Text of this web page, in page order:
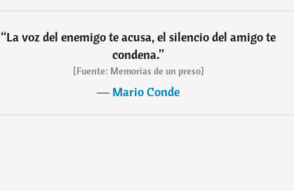
“La voz del enemigo te acusa, el silencio del amigo te
condena.”
[Fuente: Memorias de un preso]
―Mario Conde